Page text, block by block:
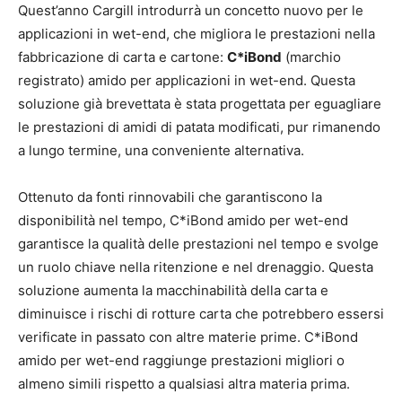
Quest’anno Cargill introdurrà un concetto nuovo per le
applicazioni in wet-end, che migliora le prestazioni nella
fabbricazione di carta e cartone: C*iBond (marchio
registrato) amido per applicazioni in wet-end. Questa
soluzione già brevettata è stata progettata per eguagliare
le prestazioni di amidi di patata modificati, pur rimanendo
a lungo termine, una conveniente alternativa.
Ottenuto da fonti rinnovabili che garantiscono la
disponibilità nel tempo, C*iBond amido per wet-end
garantisce la qualità delle prestazioni nel tempo e svolge
un ruolo chiave nella ritenzione e nel drenaggio. Questa
soluzione aumenta la macchinabilità della carta e
diminuisce i rischi di rotture carta che potrebbero essersi
verificate in passato con altre materie prime. C*iBond
amido per wet-end raggiunge prestazioni migliori o
almeno simili rispetto a qualsiasi altra materia prima.